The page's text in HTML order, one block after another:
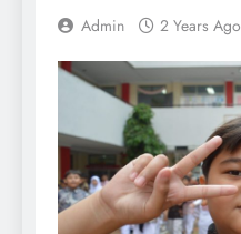
Admin 2 Years Ago